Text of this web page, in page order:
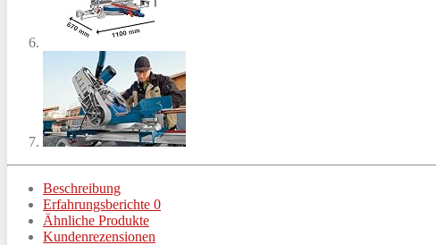
Beschreibung
Erfahrungsberichte 0
Ähnliche Produkte
Kundenrezensionen